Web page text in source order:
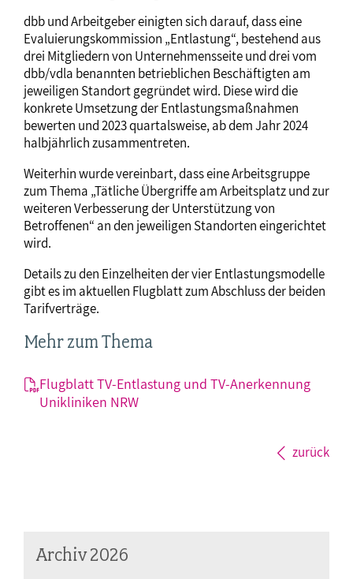
dbb und Arbeitgeber einigten sich darauf, dass eine
Evaluierungskommission „Entlastung“, bestehend aus
drei Mitgliedern von Unternehmensseite und drei vom
dbb/vdla benannten betrieblichen Beschäftigten am
jeweiligen Standort gegründet wird. Diese wird die
konkrete Umsetzung der Entlastungsmaßnahmen
bewerten und 2023 quartalsweise, ab dem Jahr 2024
halbjährlich zusammentreten.
Weiterhin wurde vereinbart, dass eine Arbeitsgruppe
zum Thema „Tätliche Übergriffe am Arbeitsplatz und zur
weiteren Verbesserung der Unterstützung von
Betroffenen“ an den jeweiligen Standorten eingerichtet
wird.
Details zu den Einzelheiten der vier Entlastungsmodelle
gibt es im aktuellen Flugblatt zum Abschluss der beiden
Tarifverträge.
Mehr zum Thema
Flugblatt TV-Entlastung und TV-Anerkennung
Unikliniken NRW
zurück
Archiv 2026